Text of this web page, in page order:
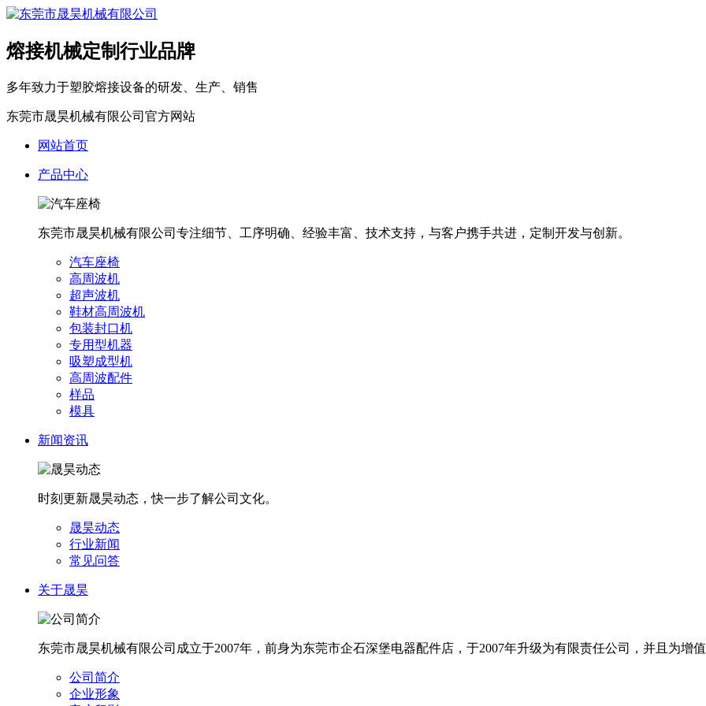
熔接机械定制行业品牌
多年致力于塑胶熔接设备的研发、生产、销售
东莞市晟昊机械有限公司官方网站
网站首页
产品中心
东莞市晟昊机械有限公司专注细节、工序明确、经验丰富、技术支持，与客户携手共进，定制开发与创新。
汽车座椅
高周波机
超声波机
鞋材高周波机
包装封口机
专用型机器
吸塑成型机
高周波配件
样品
模具
新闻资讯
时刻更新晟昊动态，快一步了解公司文化。
晟昊动态
行业新闻
常见问答
关于晟昊
东莞市晟昊机械有限公司成立于2007年，前身为东莞市企石深堡电器配件店，于2007年升级为有限责任公司，并且为增值
公司简介
企业形象